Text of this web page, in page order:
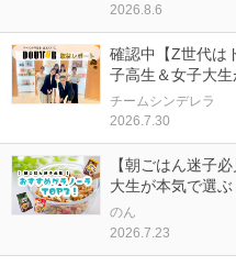
2026.8.6
確認中【Z世代は
子高生＆女子大生
チームシンデレラ
2026.7.30
【朝ごはん迷子
大生が本気で選ぶ
のん
2026.7.23